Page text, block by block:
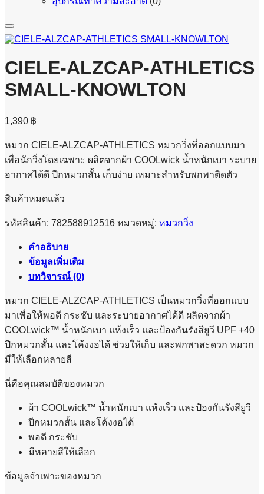
CIELE-ALZCAP-ATHLETICS
SMALL-KNOWLTON
1,390 ฿
หมวก CIELE-ALZCAP-ATHLETICS หมวกวิ่งที่ออกแบบมา
เพื่อนักวิ่งโดยเฉพาะ ผลิตจากผ้า COOLwick น้ำหนักเบา ระบาย
อากาศได้ดี ปีกหมวกสั้น เก็บง่าย เหมาะสำหรับพกพาติดตัว
สินค้าหมดแล้ว
รหัสสินค้า: 782588912516 หมวดหมู่: หมวกวิ่ง
คำอธิบาย
ข้อมูลเพิ่มเติม
บทวิจารณ์ (0)
หมวก CIELE-ALZCAP-ATHLETICS เป็นหมวกวิ่งที่ออกแบบ
มาเพื่อให้พอดี กระชับ และระบายอากาศได้ดี ผลิตจากผ้า
COOLwick™ น้ำหนักเบา แห้งเร็ว และป้องกันรังสียูวี UPF +40
ปีกหมวกสั้น และโค้งงอได้ ช่วยให้เก็บ และพกพาสะดวก หมวก
มีให้เลือกหลายสี
นี่คือคุณสมบัติของหมวก
ผ้า COOLwick™ น้ำหนักเบา แห้งเร็ว และป้องกันรังสียูวี
ปีกหมวกสั้น และโค้งงอได้
พอดี กระชับ
มีหลายสีให้เลือก
ข้อมูลจำเพาะของหมวก